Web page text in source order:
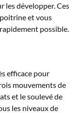
les développer. Ces
et vous
possible.
efficace pour
mouvements de
et le soulevé de
les niveaux de